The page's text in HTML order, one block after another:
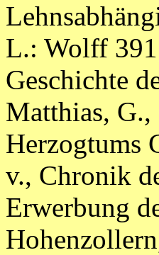
L.: Wolff
Geschichte
Matthias, G.,
Herzogtums
v., Chronik
Erwerbung